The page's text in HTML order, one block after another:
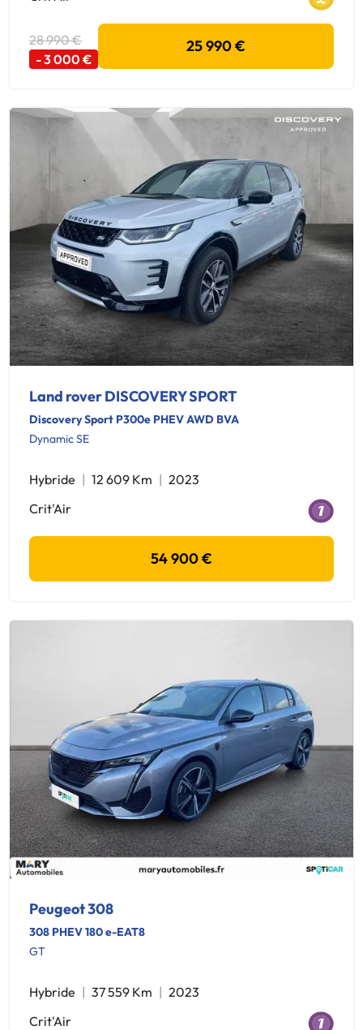
28 990 €
- 3 000 €
25 990 €
Land rover DISCOVERY SPORT
Discovery Sport P300e PHEV AWD BVA
Dynamic SE
Hybride 12 609 Km
2023
Crit'Air
54 900 €
Peugeot 308
308 PHEV 180 e-EAT8
GT
Hybride 37 559 Km
2023
Crit'Air